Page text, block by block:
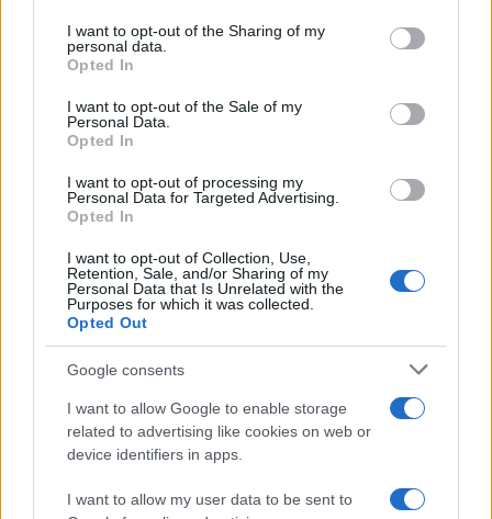
not limited to your visit or usage behaviour. You may click to
grant or deny consent to Google and its third-party tags to
use your data for below specified purposes in below Google
consent section.
I want to opt-out of the Sharing of my
personal data.
Opted In
I want to opt-out of the Sale of my
Personal Data.
Opted In
I want to opt-out of processing my
Personal Data for Targeted Advertising.
Opted In
I want to opt-out of Collection, Use,
Retention, Sale, and/or Sharing of my
Personal Data that Is Unrelated with the
Purposes for which it was collected.
Opted Out
Google consents
I want to allow Google to enable storage
related to advertising like cookies on web or
device identifiers in apps.
I want to allow my user data to be sent to
Continua a leggere
NEWS